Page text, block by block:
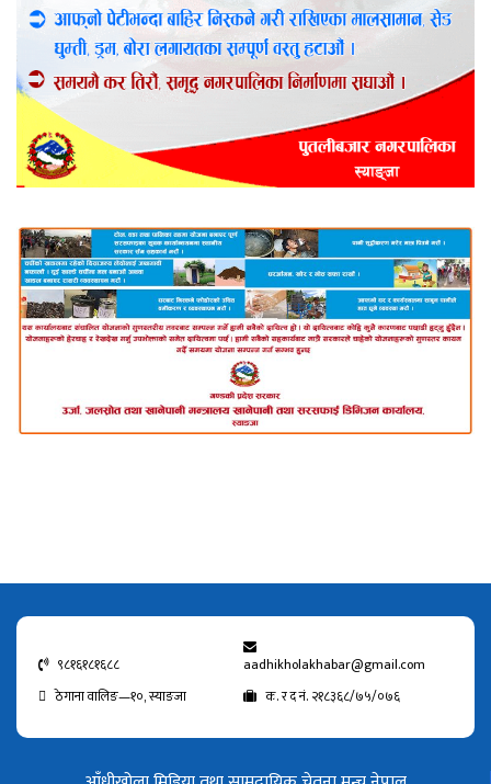
९८१६१८१६८८
aadhikholakhabar@gmail.com
ठेगाना वालिङ—१०, स्याङजा
क. र द नं. २१८३६८/७५/०७६